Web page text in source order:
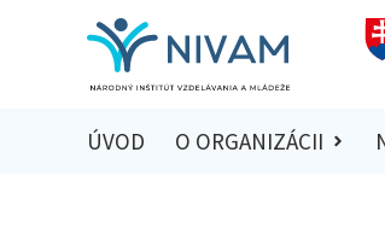
ÚVOD O ORGANIZÁCII